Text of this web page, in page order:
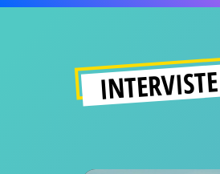
INTERVISTE